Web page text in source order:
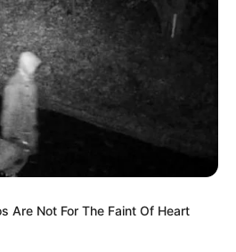
Are Not For The Faint Of Heart